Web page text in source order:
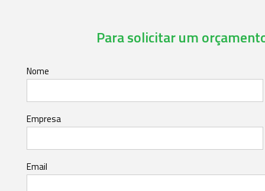
Para solicitar um
Nome
Empresa
Email